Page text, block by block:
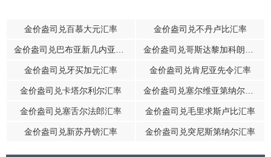
金价盎司兑百慕大元汇率 金价盎司兑不丹卢比汇率
金价盎司兑牙买加元汇率 金价盎司兑肯尼亚先令汇率
金价盎司兑卡塔尔利尔汇率
金价盎司兑塞舌尔法郎汇率 金价盎司兑毛里求斯卢比汇率
金价盎司兑新苏丹镑汇率 金价盎司兑突尼斯第纳尔汇率